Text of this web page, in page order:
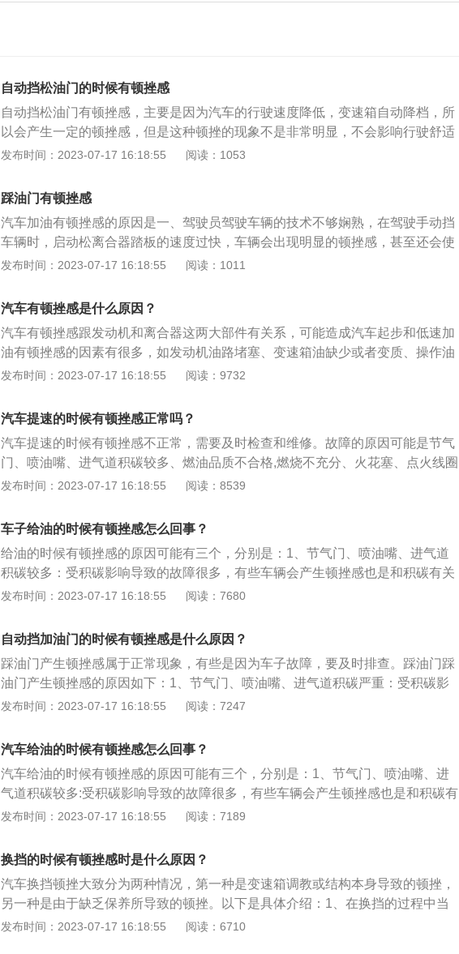
自动挡松油门的时候有顿挫感
自动挡松油门有顿挫感，主要是因为汽车的行驶速度降低，变速箱自动降档，所
以会产生一定的顿挫感，但是这种顿挫的现象不是非常明显，不会影响行驶舒适
性。如果在松油门的过程中，变速箱顿挫感比较强，可能是因为变速箱出现了故
导致的，如果变速箱油没有问题，建议车主到专业的维修店或者是4s店进行检
查。汽车使用的自动变速箱有很多种类型，从理论上来讲，除了CVT变速箱，其
它类型的变速箱在工作的过程中或多或少的都会出现顿挫的现象，因为CVT变速
箱又称为无级变速箱，这种类型的变速箱不存在挡位这个概念，因此说CVT自然
也就不会存在换挡顿挫的现象。自动变速箱在换挡的过程中出现顿挫的感觉是一
程中养成良好的驾驶习惯，发动机的转速与行驶速度匹配顿挫感就会减弱。
发布时间：2023-07-17 16:18:55 阅读：1053
踩油门有顿挫感
汽车加油有顿挫感的原因是一、驾驶员驾驶车辆的技术不够娴熟，在驾驶手动挡
车辆时，启动松离合器踏板的速度过快，车辆会出现明显的顿挫感，甚至还会使
车辆熄火。二、车辆故障：1、燃油滤清器堵塞、车辆供油异常；2、空气滤清器
电磁阀损坏；6、节气门积碳较多，影响进气；7、变速箱内部的油液变质。故障
原因及解决办法：1、燃油滤清器堵塞、车辆供油异常，车主在踩踏油门踏板
时，会出现车辆加不上油，并伴有顿挫感，需要及时更换燃油滤清器。2、空气
滤清器堵塞，进气不畅导致有顿挫感，应去4s店检查并更换空气滤芯。3、火花
塞点火不良，火花塞长时间不更换导致火花塞上有积碳，点火不良导致加油有顿
致发动机的混合气浓度不正常,这样会影响汽车发动机的动力，导致有顿挫感。
6、节气门积碳较多，影响进气，进气量少，与油量混合比不正确，燃烧不充
分，导致有顿挫感。7、变速箱内部的油液变质，起不到更好的润滑作用，车主
去附近4s店检查车辆，确认故障点进行维修。
发布时间：2023-07-17 16:18:55 阅读：1011
汽车有顿挫感是什么原因？
汽车有顿挫感跟发动机和离合器这两大部件有关系，可能造成汽车起步和低速加
油有顿挫感的因素有很多，如发动机油路堵塞、变速箱油缺少或者变质、操作油
离配合不熟练，起步离合松得过快等。以下是有顿挫感的相关介绍：与发动机有
喷油嘴共同决定了燃油的燃烧，也是发动机的动力来源。这时候如果进气量变
低、点火变弱、或者喷的油变少，动力就会不足，也就产生了顿挫感。属于正常
情况：自动挡汽车起步出现顿挫属于正常情况，这是因为除了cvt无级变速箱以
外，其他变速箱都会有顿挫感。
发布时间：2023-07-17 16:18:55 阅读：9732
汽车提速的时候有顿挫感正常吗？
汽车提速的时候有顿挫感不正常，需要及时检查和维修。故障的原因可能是节气
门、喷油嘴、进气道积碳较多、燃油品质不合格,燃烧不充分、火花塞、点火线圈
等故障,造成缺缸等。以下是关于汽车维修的详细介绍：概况：汽车维修是汽车维
取一定措施使其排除故障并恢复达到一定的性能和安全标准。其他：车维修包括
汽车大修和汽车小修，汽车大修是指用修理或更换汽车任何零部件（包括基础
件）的方法，恢复汽车的完好技术状况和完全（或接近完全）恢复汽车寿命的恢
复性修理。汽车小修是指用更换或修理个别零件的方法，保证或恢复汽车工作能
力的运行性修理。
发布时间：2023-07-17 16:18:55 阅读：8539
车子给油的时候有顿挫感怎么回事？
给油的时候有顿挫感的原因可能有三个，分别是：1、节气门、喷油嘴、进气道
积碳较多：受积碳影响导致的故障很多，有些车辆会产生顿挫感也是和积碳有关
系，建议平时注意清理积碳。2、燃油品质不合格，燃烧不充分：去专业汽车修
火线圈等故障，造成缺缸等：这种就需要到店里检查处理，并及时进行维修，避
免产生更多的安全隐患。
发布时间：2023-07-17 16:18:55 阅读：7680
自动挡加油门的时候有顿挫感是什么原因？
踩油门产生顿挫感属于正常现象，有些是因为车子故障，要及时排查。踩油门踩
油门产生顿挫感的原因如下：1、节气门、喷油嘴、进气道积碳严重：受积碳影
响，踩油门的时候很容易产生顿挫感，平时应注意检查节气门、喷油嘴及进气
分的现象，导致积碳残余，引起发动机故障，应为车辆添加高品质的燃油。3、
火花塞、点火线圈故障：火花塞和点火线圈出现问题，容易造成缺缸等现象，点
火无法点着，需要到维修厂检查处理，及时进行维修，避免产生更多的安全隐
患。
发布时间：2023-07-17 16:18:55 阅读：7247
汽车给油的时候有顿挫感怎么回事？
汽车给油的时候有顿挫感的原因可能有三个，分别是：1、节气门、喷油嘴、进
气道积碳较多:受积碳影响导致的故障很多，有些车辆会产生顿挫感也是和积碳有
关系，建议平时注意清理积碳。2、燃油品质不合格，燃烧不充分:去专业汽车修
火线圈等故障，造成缺缸等:这种就需要到店里检查处理，并及时进行维修，避免
产生更多的安全隐患。
发布时间：2023-07-17 16:18:55 阅读：7189
换挡的时候有顿挫感时是什么原因？
汽车换挡顿挫大致分为两种情况，第一种是变速箱调教或结构本身导致的顿挫，
另一种是由于缺乏保养所导致的顿挫。以下是具体介绍：1、在换挡的过程中当
离合器到半联动的时候，需要稍作停留一下然后再缓慢地抬起离合，这样就能够
发布时间：2023-07-17 16:18:55 阅读：6710